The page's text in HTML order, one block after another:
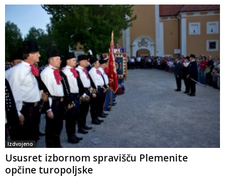
Izdvojeno
Ususret izbornom spravišču Plemenite
opčine turopoljske